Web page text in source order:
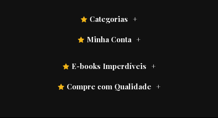
Categorias
Minha Conta
E-books Imperdíveis
Compre com Qualidade